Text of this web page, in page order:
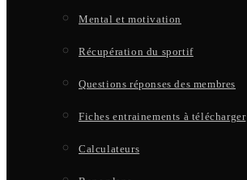
Mental et motivation
Récupération du sportif
Questions réponses des membres
Fiches entrainements à télécharger
Calculateurs